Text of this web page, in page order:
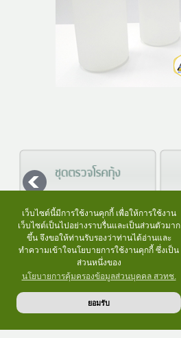
เว็บไซต์นี้มีการใช้งานคุกกี้ เพื่อให้การใช้งาน
เว็บไซต์เป็นไปอย่างราบรื่นและเป็นส่วนตัวมาก
ขึ้น จึงขอให้ท่านรับรองว่าท่านได้อ่านและ
ทำความเข้าใจนโยบายการใช้งานคุกกี้ ซึ่งเป็น
ส่วนหนึ่งของ
นโยบายการคุ้มครองข้อมูลส่วนบุคคล สวทช.
ยอมรับ